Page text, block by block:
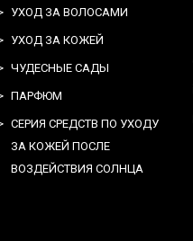
УХОД ЗА ВОЛОСАМИ
УХОД ЗА КОЖЕЙ
ЧУДЕСНЫЕ САДЫ
ПАРФЮМ
СЕРИЯ СРЕДСТВ ПО УХОДУ
ЗА КОЖЕЙ ПОСЛЕ
ВОЗДЕЙСТВИЯ СОЛНЦА